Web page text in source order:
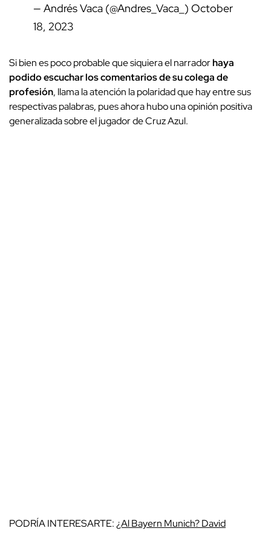
— Andrés Vaca (@Andres_Vaca_) October
18, 2023
Si bien es poco probable que siquiera el narradorhaya
podido escuchar los comentarios de su colega de
profesión, llama la atención la polaridad que hay entre sus
respectivas palabras, pues ahora hubo una opinión positiva
generalizada sobre el jugador de Cruz Azul.
PODRÍA INTERESARTE:¿Al Bayern Munich? David